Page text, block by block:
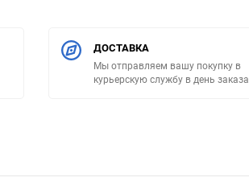
ДОСТАВКА
Мы отправляем вашу покупку в
курьерскую службу в день заказа